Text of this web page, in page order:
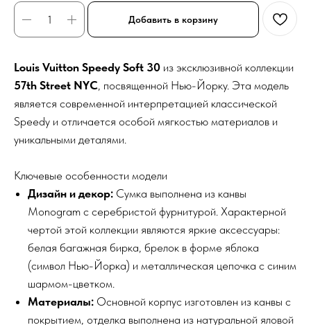
Добавить в корзину
Louis Vuitton Speedy Soft 30 из эксклюзивной коллекции
57th Street NYC , посвященной Нью-Йорку. Эта модель
является современной интерпретацией классической
Speedy и отличается особой мягкостью материалов и
уникальными деталями.
Ключевые особенности модели
Дизайн и декор: Сумка выполнена из канвы
Monogram с серебристой фурнитурой. Характерной
чертой этой коллекции являются яркие аксессуары:
белая багажная бирка, брелок в форме яблока
(символ Нью-Йорка) и металлическая цепочка с синим
шармом-цветком.
Материалы: Основной корпус изготовлен из канвы с
покрытием, отделка выполнена из натуральной яловой